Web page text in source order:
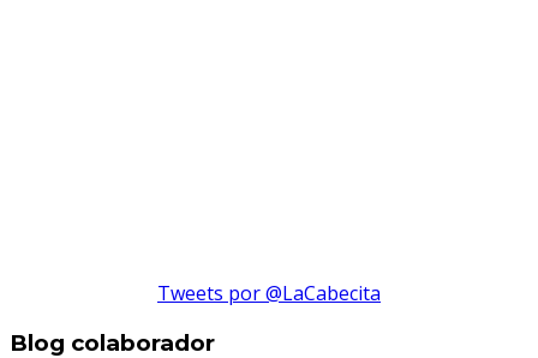
Tweets por @LaCabecita
Blog colaborador